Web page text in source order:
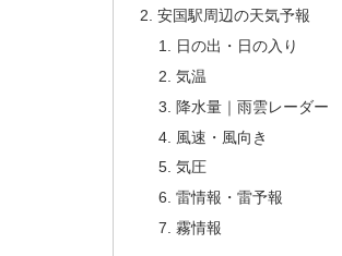
安国駅周辺の天気予報
日の出・日の入り
気温
降水量｜雨雲レーダー
風速・風向き
気圧
雷情報・雷予報
霧情報